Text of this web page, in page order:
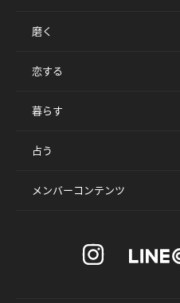
磨く
恋する
暮らす
占う
メンバーコンテンツ